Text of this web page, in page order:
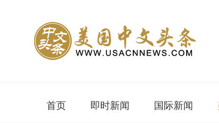
首页 即时新闻 国际新闻